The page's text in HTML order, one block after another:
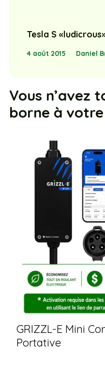
Tesla S
4 août 2015 Daniel
Vous n’avez
borne à
GRIZZL-E Mini
Portative